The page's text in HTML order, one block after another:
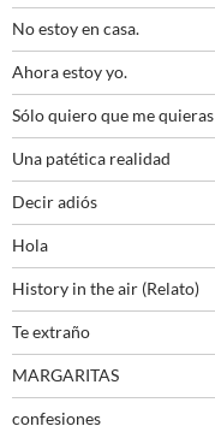
No estoy en casa.
Ahora estoy yo.
Sólo quiero que me quieras
Una patética realidad
Decir adiós
Hola
History in the air (Relato)
Te extraño
MARGARITAS
confesiones